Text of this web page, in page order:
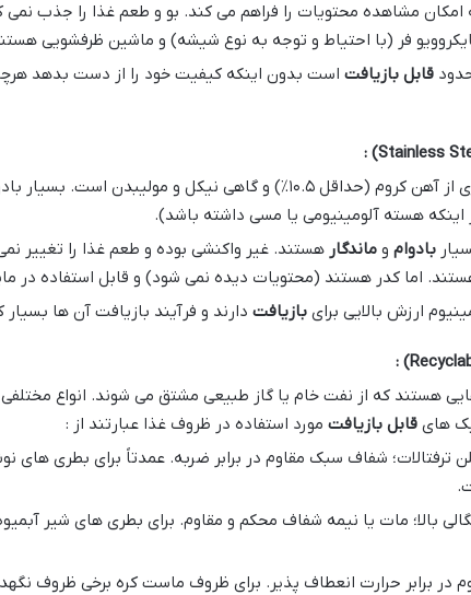
مشاهده محتویات را فراهم می کند. بو و طعم غذا را جذب نمی
فر (با احتیاط و توجه به نوع شیشه) و ماشین ظرفشویی
قابل بازیافت است بدون اینکه کیفیت خود را از دست بدهد
:
آلیاژی از آهن کروم (حداقل ۱۰.۵٪) و گاهی نیکل و
هسته آلومینیومی یا مسی داشته باشد).
بادوام وماندگار هستند. غیر واکنشی بوده و طعم غذا را تغییر
اما کدر هستند (محتویات دیده نمی شود) و قابل استفاده در
ارزش بالایی برایبازیافت دارند و فرآیند بازیافت آن ها
:
هایقابل بازیافت مورد استفاده در ظروف غذا عبارتند از :
ترفتالات؛ شفاف سبک مقاوم در برابر ضربه. عمدتاً برای بطری های
بالا؛ مات یا نیمه شفاف محکم و مقاوم. برای بطری های شیر
در برابر حرارت انعطاف پذیر. برای ظروف ماست کره برخی ظروف